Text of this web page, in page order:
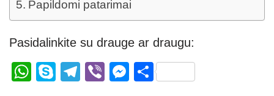
Papildomi patarimai
Pasidalinkite su drauge ar draugu:
W
S
T
Vi
M S